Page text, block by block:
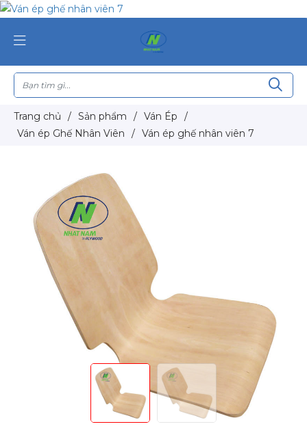
Trang chủ / Sản phẩm / Ván Ép
/
Ván ép Ghế Nhân Viên
/ Ván ép ghế nhân viên 7